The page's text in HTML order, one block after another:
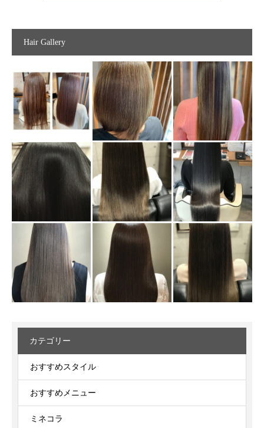
Hair Gallery
カテゴリー
おすすめスタイル
おすすめメニュー
ミネコラ